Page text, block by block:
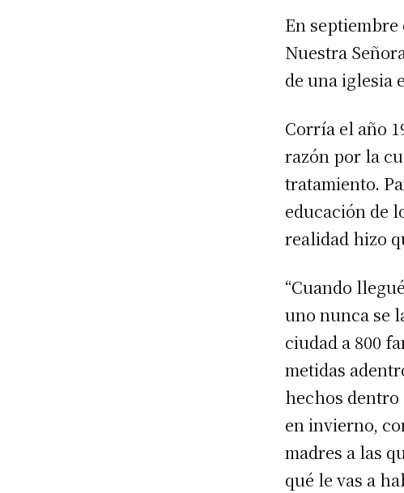
En septiembre
Nuestra
de una iglesia
Corría el año
razón por la
tratamiento.
educación de
realidad hizo
“Cuando
uno nunca se
ciudad a 800
metidas
hechos
en invierno,
madres a las
qué le vas a